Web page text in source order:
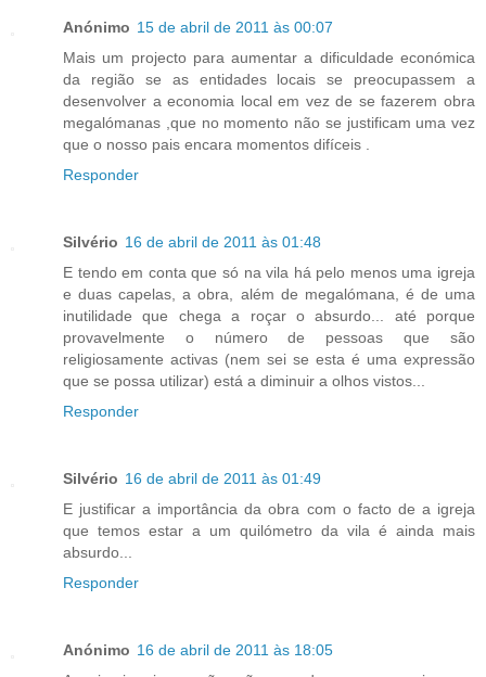
Anónimo 15 de abril de 2011 às 00:07
Mais um projecto para aumentar a dificuldade económica
da região se as entidades locais se preocupassem a
desenvolver a economia local em vez de se fazerem obra
megalómanas ,que no momento não se justificam uma vez
que o nosso pais encara momentos difíceis .
Responder
Silvério 16 de abril de 2011 às 01:48
E tendo em conta que só na vila há pelo menos uma igreja
e duas capelas, a obra, além de megalómana, é de uma
inutilidade que chega a roçar o absurdo... até porque
provavelmente o número de pessoas que são
religiosamente activas (nem sei se esta é uma expressão
que se possa utilizar) está a diminuir a olhos vistos...
Responder
Silvério 16 de abril de 2011 às 01:49
E justificar a importância da obra com o facto de a igreja
que temos estar a um quilómetro da vila é ainda mais
absurdo...
Responder
Anónimo 16 de abril de 2011 às 18:05